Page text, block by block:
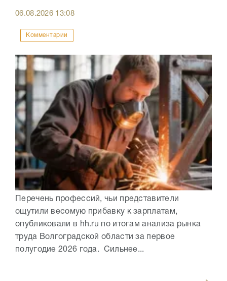
06.08.2026 13:08
Комментарии
Перечень профессий, чьи представители
ощутили весомую прибавку к зарплатам,
опубликовали в hh.ru по итогам анализа рынка
труда Волгоградской области за первое
полугодие 2026 года. Сильнее...